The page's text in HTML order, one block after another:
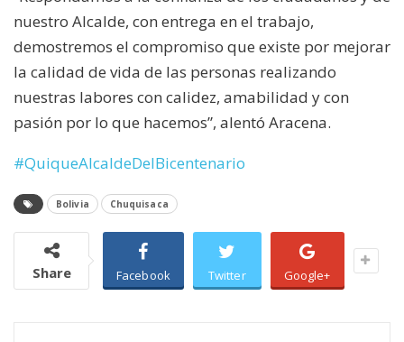
nuestro Alcalde, con entrega en el trabajo,
demostremos el compromiso que existe por mejorar
la calidad de vida de las personas realizando
nuestras labores con calidez, amabilidad y con
pasión por lo que hacemos”, alentó Aracena.
#QuiqueAlcaldeDelBicentenario
Bolivia Chuquisaca
Share Facebook Twitter Google+